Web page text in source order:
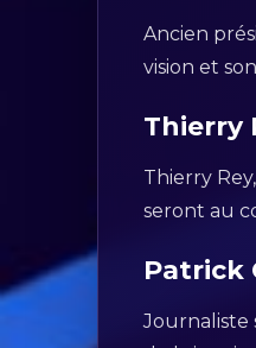
Ancien
vision et
Thierry
Thierry
seront au
Patrick
Journaliste